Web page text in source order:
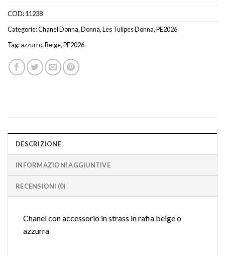
COD:11238
Categorie:Chanel Donna,Donna,Les Tulipes Donna,PE2026
Tag:azzurro,Beige,PE2026
DESCRIZIONE
INFORMAZIONI AGGIUNTIVE
RECENSIONI (0)
Chanel con accessorio in strass in rafia beige o
azzurra